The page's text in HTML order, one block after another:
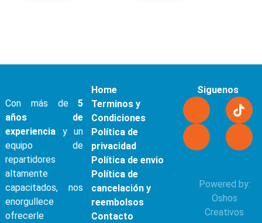
Con más de5
años de
experienciay un
equipo de
repartidores
altamente
capacitados, nos
enorgullece
ofrecerle
Home
Terminos y
Condiciones
Política de
privacidad
Política de envio
Política de
cancelación y
reembolsos
Contacto
Siguenos
Powered by:
Oshos
Creativos